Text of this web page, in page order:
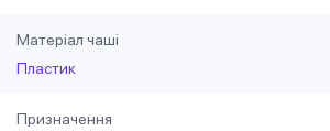
Матеріал чаші
Пластик
Призначення